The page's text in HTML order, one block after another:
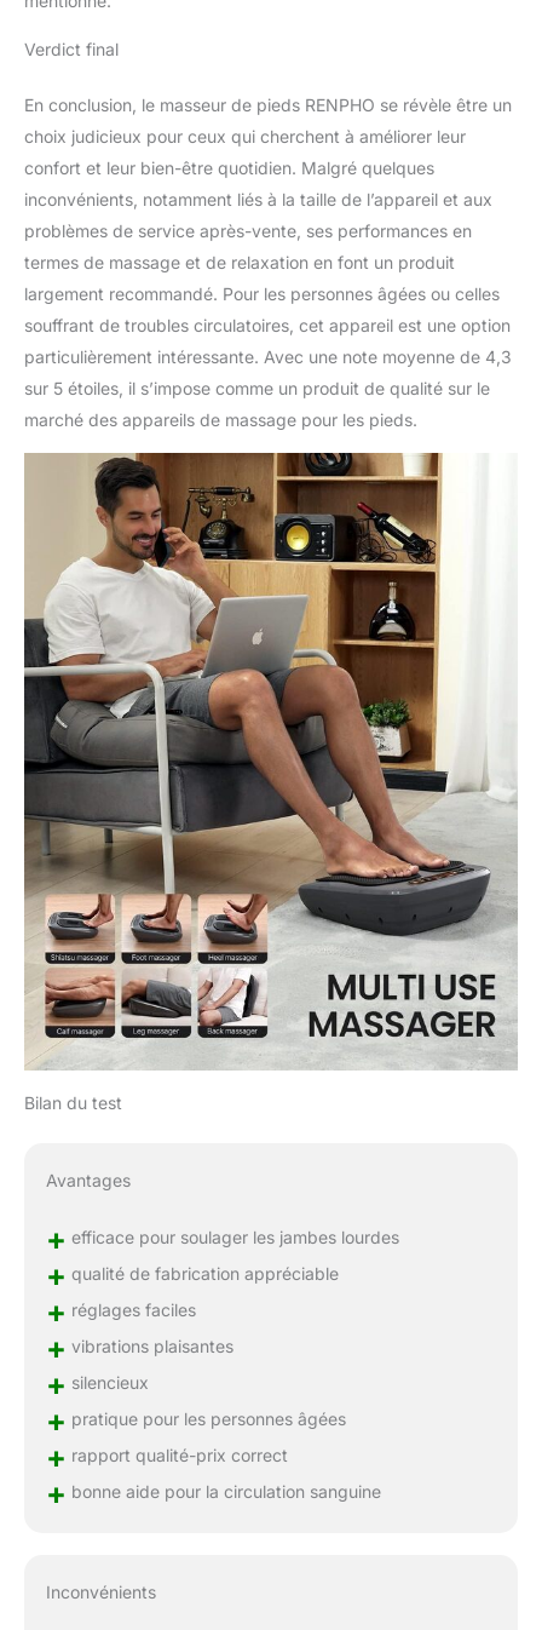
Verdict final
En conclusion, le masseur de pieds RENPHO se révèle être un
choix judicieux pour ceux qui cherchent à améliorer leur
confort et leur bien-être quotidien. Malgré quelques
inconvénients, notamment liés à la taille de l’appareil et aux
problèmes de service après-vente, ses performances en
termes de massage et de relaxation en font un produit
largement recommandé. Pour les personnes âgées ou celles
souffrant de troubles circulatoires, cet appareil est une option
particulièrement intéressante. Avec une note moyenne de 4,3
sur 5 étoiles, il s’impose comme un produit de qualité sur le
marché des appareils de massage pour les pieds.
Bilan du test
Avantages
+ efficace pour soulager les jambes lourdes
+ qualité de fabrication appréciable
+ réglages faciles
+ vibrations plaisantes
+ silencieux
+ pratique pour les personnes âgées
+ rapport qualité-prix correct
+ bonne aide pour la circulation sanguine
Inconvénients